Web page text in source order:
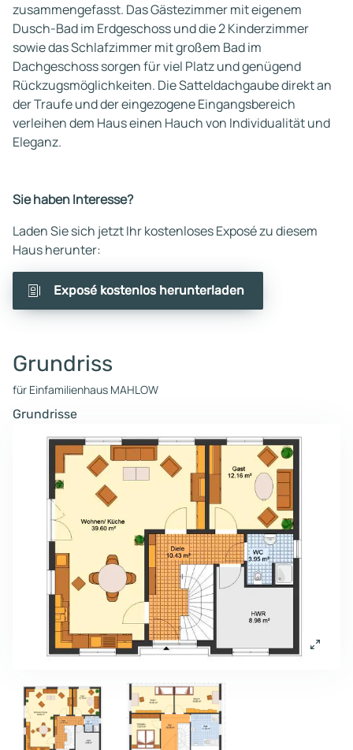
zusammengefasst. Das Gästezimmer mit eigenem
Dusch-Bad im Erdgeschoss und die 2 Kinderzimmer
sowie das Schlafzimmer mit großem Bad im
Dachgeschoss sorgen für viel Platz und genügend
Rückzugsmöglichkeiten. Die Satteldachgaube direkt an
der Traufe und der eingezogene Eingangsbereich
verleihen dem Haus einen Hauch von Individualität und
Eleganz.
Sie haben Interesse?
Laden Sie sich jetzt Ihr kostenloses Exposé zu diesem
Haus herunter:
Exposé kostenlos herunterladen
Grundriss
für Einfamilienhaus MAHLOW
Grundrisse